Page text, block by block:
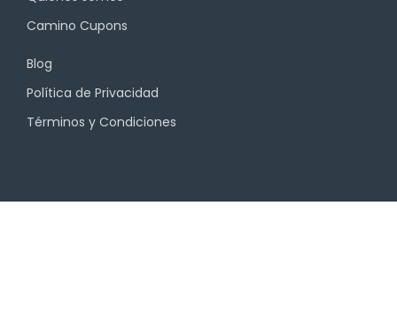
Camino Cupons
Blog
Política de Privacidad
Términos y Condiciones